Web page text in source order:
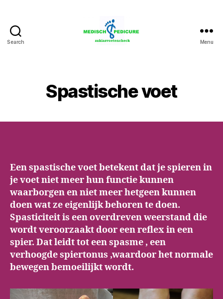
Search
Voetencheck
Menu
Spastische voet
Een spastische voet betekent dat je spieren in
je voet niet meer hun functie kunnen
waarborgen en niet meer hetgeen kunnen
doen wat ze eigenlijk behoren te doen.
Spasticiteit is een overdreven weerstand die
wordt veroorzaakt door een reflex in een
spier. Dat leidt tot een spasme , een
verhoogde spiertonus ,waardoor het normale
bewegen bemoeilijkt wordt.